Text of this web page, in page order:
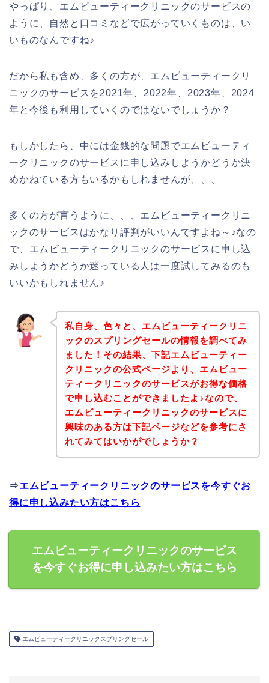
やっぱり、エムビューティークリニックのサービスの
ように、自然と口コミなどで広がっていくものは、い
いものなんですね♪
だから私も含め、多くの方が、エムビューティークリ
ニックのサービスを2021年、2022年、2023年、2024
年と今後も利用していくのではないでしょうか？
もしかしたら、中には金銭的な問題でエムビューティ
ークリニックのサービスに申し込みしようかどうか決
めかねている方もいるかもしれませんが、、、
多くの方が言うように、、、エムビューティークリニ
ックのサービスはかなり評判がいいんですよね～♪なの
で、エムビューティークリニックのサービスに申し込
みしようかどうか迷っている人は一度試してみるのも
いいかもしれません♪
私自身、色々と、エムビューティークリニ
ックのスプリングセールの情報を調べてみ
ました！その結果、下記エムビューティー
クリニックの公式ページより、エムビュー
ティークリニックのサービスがお得な価格
で申し込むことができましたよ♪なので、
エムビューティークリニックのサービスに
興味のある方は下記ページなどを参考にさ
れてみてはいかがでしょうか？
⇒エムビューティークリニックのサービスを今すぐお
得に申し込みたい方はこちら
エムビューティークリニックのサービス
を今すぐお得に申し込みたい方はこちら
エムビューティークリニックスプリングセール